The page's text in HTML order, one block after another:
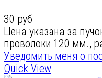
30 руб
Цена указана за
проволоки 120 мм.,
Уведомить меня о
Quick View